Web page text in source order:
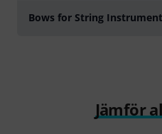
Bows for String
Jämför